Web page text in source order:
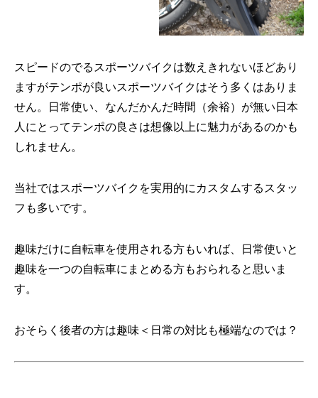
スピードのでるスポーツバイクは数えきれないほどあり
ますがテンポが良いスポーツバイクはそう多くはありま
せん。日常使い、なんだかんだ時間（余裕）が無い日本
人にとってテンポの良さは想像以上に魅力があるのかも
しれません。
当社ではスポーツバイクを実用的にカスタムするスタッ
フも多いです。
趣味だけに自転車を使用される方もいれば、日常使いと
趣味を一つの自転車にまとめる方もおられると思いま
す。
おそらく後者の方は趣味＜日常の対比も極端なのでは？